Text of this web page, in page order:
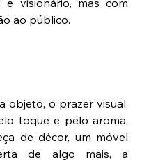
e visionário, mas com
ao público.
objeto, o prazer visual,
toque e pelo aroma,
de décor, um móvel
de algo mais, a